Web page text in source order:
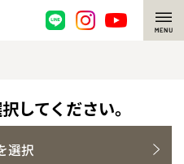
宅
してください。
選択